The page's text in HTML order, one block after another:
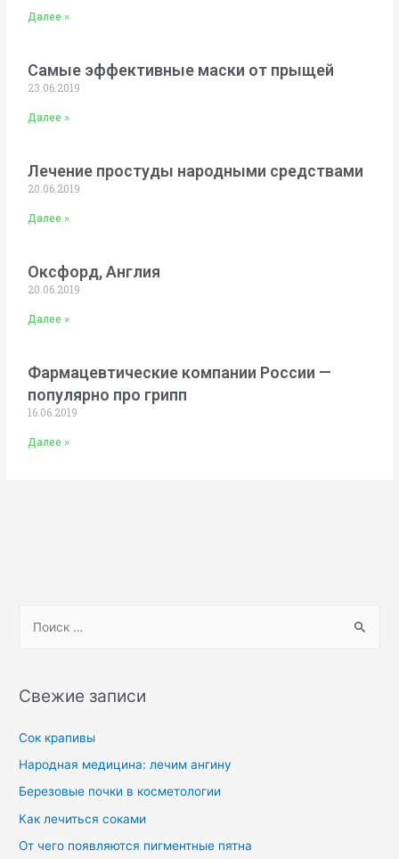
Далее »
Самые эффективные маски от прыщей
23.06.2019
Далее »
Лечение простуды народными средствами
20.06.2019
Далее »
Оксфорд, Англия
20.06.2019
Далее »
Фармацевтические компании России —
популярно про грипп
16.06.2019
Далее »
Свежие записи
Сок крапивы
Народная медицина: лечим ангину
Березовые почки в косметологии
Как лечиться соками
От чего появляются пигментные пятна